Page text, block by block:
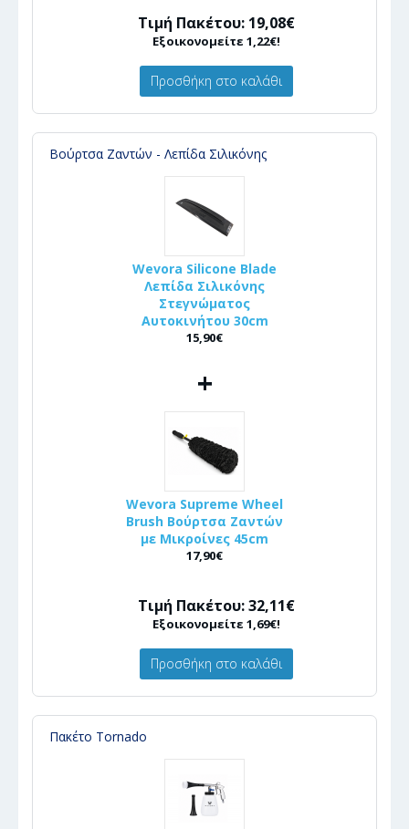
Τιμή Πακέτου: 19,08€
Εξοικονομείτε 1,22€!
Προσθήκη στο καλάθι
Βούρτσα Ζαντών - Λεπίδα Σιλικόνης
Wevora Silicone Blade
Λεπίδα Σιλικόνης
Στεγνώματος
Αυτοκινήτου 30cm
15,90€
+
Wevora Supreme Wheel
Brush Βούρτσα Ζαντών
με Μικροίνες 45cm
17,90€
Τιμή Πακέτου: 32,11€
Εξοικονομείτε 1,69€!
Προσθήκη στο καλάθι
Πακέτο Tornado